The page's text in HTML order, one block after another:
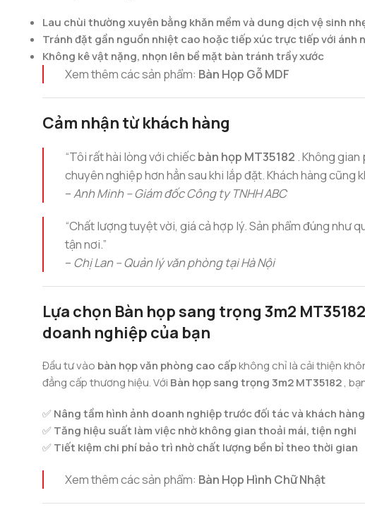
Lau chùi thường xuyên bằng khăn mềm và dung dịch vệ sinh
Tránh đặt gần nguồn nhiệt cao hoặc tiếp xúc trực tiếp với ánh
Không kê vật nặng, nhọn lên bề mặt bàn tránh trầy xước
Xem thêm các sản phẩm: Bàn Họp Gỗ MDF
Cảm nhận từ khách hàng
“Tôi rất hài lòng với chiếcbàn họp MT35182 . Không
chuyên nghiệp hơn hẳn sau khi lắp đặt. Khách hàng cũng
– Anh Minh – Giám đốc Công ty TNHH ABC
“Chất lượng tuyệt vời, giá cả hợp lý. Sản phẩm đúng như
tận nơi.”
– Chị Lan – Quản lý văn phòng tại Hà Nội
Lựa chọn Bàn họp sang trọng 3m2
doanh nghiệp của bạn
Đầu tư vào bàn họp văn phòng cao cấpkhông chỉ là cải thiện
đẳng cấp thương hiệu. Với Bàn họp sang trọng 3m2 MT35182,
✅Nâng tầm hình ảnh doanh nghiệp trước đối tác và khách hàng
✅Tăng hiệu suất làm việc nhờ không gian thoải mái, tiện nghi
✅Tiết kiệm chi phí bảo trì nhờ chất lượng bền bỉ theo thời gian
Xem thêm các sản phẩm: Bàn Họp Hình Chữ Nhật